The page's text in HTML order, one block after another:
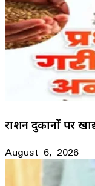
राशन दुकानों पर
August 6, 2026